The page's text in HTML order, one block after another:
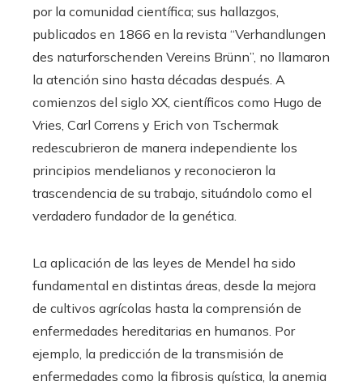
por la comunidad científica; sus hallazgos,
publicados en 1866 en la revista “Verhandlungen
des naturforschenden Vereins Brünn”, no llamaron
la atención sino hasta décadas después. A
comienzos del siglo XX, científicos como Hugo de
Vries, Carl Correns y Erich von Tschermak
redescubrieron de manera independiente los
principios mendelianos y reconocieron la
trascendencia de su trabajo, situándolo como el
verdadero fundador de la genética.
La aplicación de las leyes de Mendel ha sido
fundamental en distintas áreas, desde la mejora
de cultivos agrícolas hasta la comprensión de
enfermedades hereditarias en humanos. Por
ejemplo, la predicción de la transmisión de
enfermedades como la fibrosis quística, la anemia